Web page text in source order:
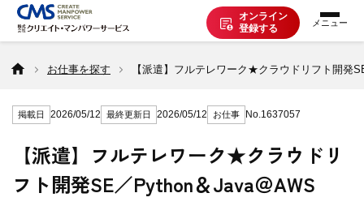
オンライン
登録する
お仕事を探す
派遣で働く
登録の流れ
お仕事を探す 【派遣】フルテレワーク★クラウドリフト開発
掲載日 2026/05/12 最終更新日 2026/05/12 お仕事 No.1637057
【派遣】フルテレワーク★クラウドリ
フト開発SE／Python＆Java＠AWS